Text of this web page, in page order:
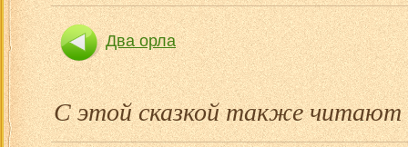
Два орла
Почему солнце
С этой сказкой также читают